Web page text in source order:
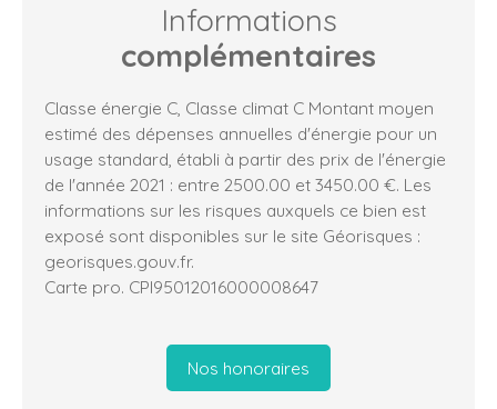
Informations
complémentaires
Classe énergie C, Classe climat C Montant moyen
estimé des dépenses annuelles d'énergie pour un
usage standard, établi à partir des prix de l'énergie
de l'année 2021 : entre 2500.00 et 3450.00 €. Les
informations sur les risques auxquels ce bien est
exposé sont disponibles sur le site Géorisques :
georisques.gouv.fr.
Carte pro. CPI95012016000008647
Nos honoraires